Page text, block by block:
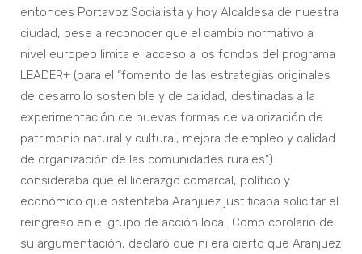
entonces Portavoz Socialista y hoy Alcaldesa de nuestra
ciudad, pese a reconocer que el cambio normativo a
nivel europeo limita el acceso a los fondos del programa
LEADER+ (para el “fomento de las estrategias originales
de desarrollo sostenible y de calidad, destinadas a la
experimentación de nuevas formas de valorización de
patrimonio natural y cultural, mejora de empleo y calidad
de organización de las comunidades rurales”)
consideraba que el liderazgo comarcal, político y
económico que ostentaba Aranjuez justificaba solicitar el
reingreso en el grupo de acción local. Como corolario de
su argumentación, declaró que ni era cierto que Aranjuez